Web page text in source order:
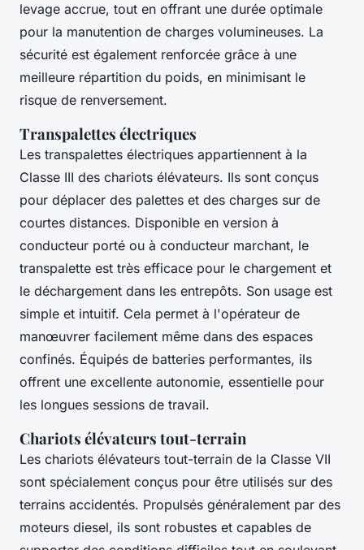
levage accrue, tout en offrant une durée optimale
pour la manutention de charges volumineuses. La
sécurité est également renforcée grâce à une
meilleure répartition du poids, en minimisant le
risque de renversement.
Transpalettes électriques
Les transpalettes électriques appartiennent à la
Classe III des chariots élévateurs. Ils sont conçus
pour déplacer des palettes et des charges sur de
courtes distances. Disponible en version à
conducteur porté ou à conducteur marchant, le
transpalette est très efficace pour le chargement et
le déchargement dans les entrepôts. Son usage est
simple et intuitif. Cela permet à l'opérateur de
manœuvrer facilement même dans des espaces
confinés. Équipés de batteries performantes, ils
offrent une excellente autonomie, essentielle pour
les longues sessions de travail.
Chariots élévateurs tout-terrain
Les chariots élévateurs tout-terrain de la Classe VII
sont spécialement conçus pour être utilisés sur des
terrains accidentés. Propulsés généralement par des
moteurs diesel, ils sont robustes et capables de